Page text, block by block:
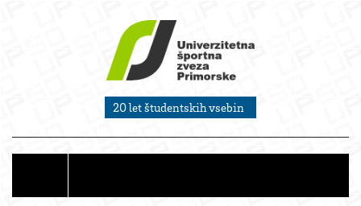
20 let študentskih vsebin